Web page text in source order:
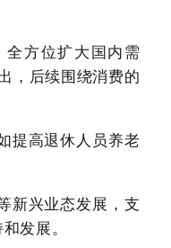
全方位扩大国内需
，后续围绕消费的
提高退休人员养老
新兴业态发展，支
发展。